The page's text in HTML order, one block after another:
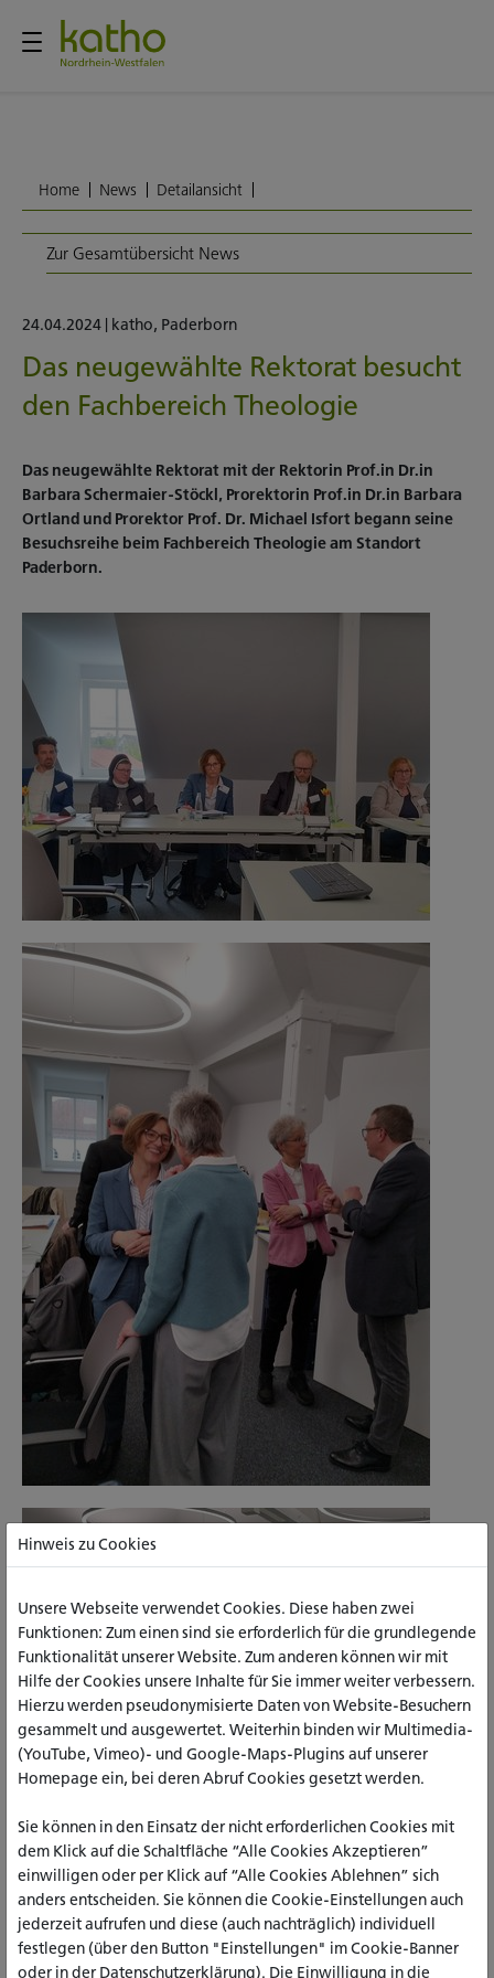
Home News Detailansicht
Zur Gesamtübersicht News
24.04.2024 katho, Paderborn
Das neugewählte Rektorat besucht
den Fachbereich Theologie
Das neugewählte Rektorat mit der Rektorin Prof.in Dr.in
Barbara Schermaier-Stöckl, Prorektorin Prof.in Dr.in Barbara
Ortland und Prorektor Prof. Dr. Michael Isfort begann seine
Besuchsreihe beim Fachbereich Theologie am Standort
Paderborn.
Hinweis zu Cookies
Unsere Webseite verwendet Cookies. Diese haben zwei
Funktionen: Zum einen sind sie erforderlich für die grundlegende
Funktionalität unserer Website. Zum anderen können wir mit
Hilfe der Cookies unsere Inhalte für Sie immer weiter verbessern.
Hierzu werden pseudonymisierte Daten von Website-Besuchern
gesammelt und ausgewertet. Weiterhin binden wir Multimedia-
(YouTube, Vimeo)- und Google-Maps-Plugins auf unserer
Homepage ein, bei deren Abruf Cookies gesetzt werden.
Sie können in den Einsatz der nicht erforderlichen Cookies mit
dem Klick auf die Schaltfläche “Alle Cookies Akzeptieren”
einwilligen oder per Klick auf “Alle Cookies Ablehnen” sich
anders entscheiden. Sie können die Cookie-Einstellungen auch
jederzeit aufrufen und diese (auch nachträglich) individuell
festlegen (über den Button "Einstellungen" im Cookie-Banner
oder in der Datenschutzerklärung). Die Einwilligung in die